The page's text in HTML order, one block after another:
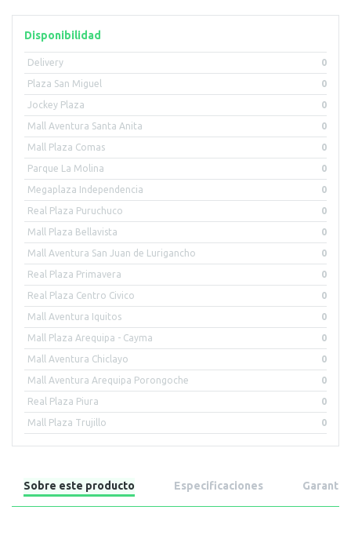
Disponibilidad
Delivery 0
Plaza San Miguel 0
Jockey Plaza 0
Mall Aventura Santa Anita 0
Mall Plaza Comas 0
Parque La Molina 0
Megaplaza Independencia 0
Real Plaza Puruchuco 0
Mall Plaza Bellavista 0
Mall Aventura San Juan de Lurigancho 0
Real Plaza Primavera 0
Real Plaza Centro Civico 0
Mall Aventura Iquitos 0
Mall Plaza Arequipa - Cayma 0
Mall Aventura Chiclayo 0
Mall Aventura Arequipa Porongoche 0
Real Plaza Piura 0
Mall Plaza Trujillo 0
Sobre este producto Especificaciones Garantía